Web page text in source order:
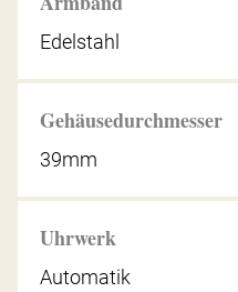
Edelstahl
Gehäusedurchmesser
39mm
Uhrwerk
Automatik